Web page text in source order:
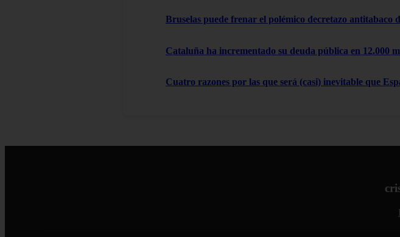
Bruselas puede frenar el polémico decretazo antitabaco
Cataluña ha incrementado su deuda pública en 12.000
Cuatro razones por las que será (casi) inevitable que